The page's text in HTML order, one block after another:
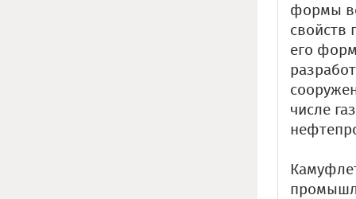
формы
свойств
его
числе